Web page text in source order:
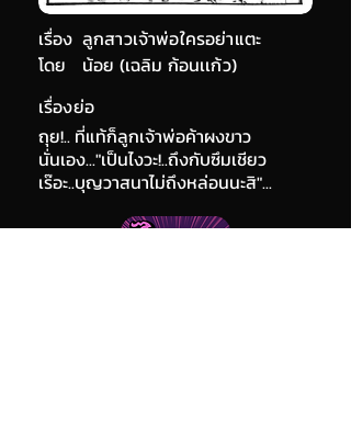
เรื่อง ลูกสาวเจ้าพ่อใครอย่าแตะ
น้อย (เฉลิม ก้อนเเก้ว)
โดย
เรื่องย่อ
ถุย!.. ที่แท้ก็ลูกเจ้าพ่อค้าผงขาว
นั่นเอง..."เป็นไงวะ!..ถึงกับซึมเชียว
เร๊อะ..บุญวาสนาไม่ถึงหล่อนนะสิ"...